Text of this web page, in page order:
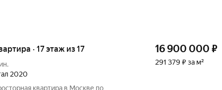
· 17 этаж из 17
2020
квартира в Москве по
16 900 000 ₽
291 379 ₽ за м²